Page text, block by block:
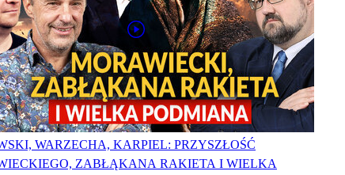
WARZECHA, KARPIEL: PRZYSZŁOŚĆ
ZABŁĄKANA RAKIETA I WIELKA